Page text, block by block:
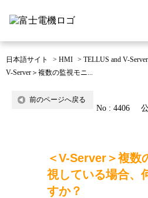
日本語サイト > HMI > TELLUS and V-Server
V-Server＞複数の監視モニ...
前のページへ戻る
No : 4406
＜V-Server＞複数
視している場合、
すか？